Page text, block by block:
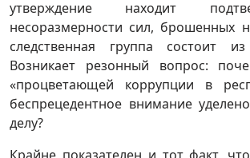
утверждение находит
несоразмерности сил, брошенных
следственная группа состоит
Возникает резонный вопрос:
«процветающей коррупции в
беспрецедентное внимание
делу?